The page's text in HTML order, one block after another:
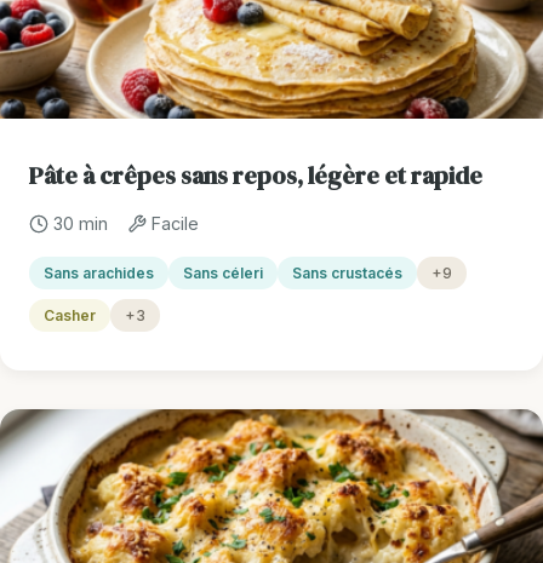
Pâte à crêpes sans repos, légère et rapide
30 min Facile
Sans arachides Sans céleri Sans crustacés +9
Casher +3